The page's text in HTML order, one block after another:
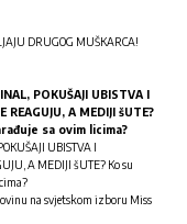
DRUGOG MUŠKARCA!
POKUŠAJI UBISTVA I
REAGUJU, A MEDIJI šUTE?
sa ovim licima?
UBISTVA I
A MEDIJI šUTE? Ko su
na svjetskom izboru Miss